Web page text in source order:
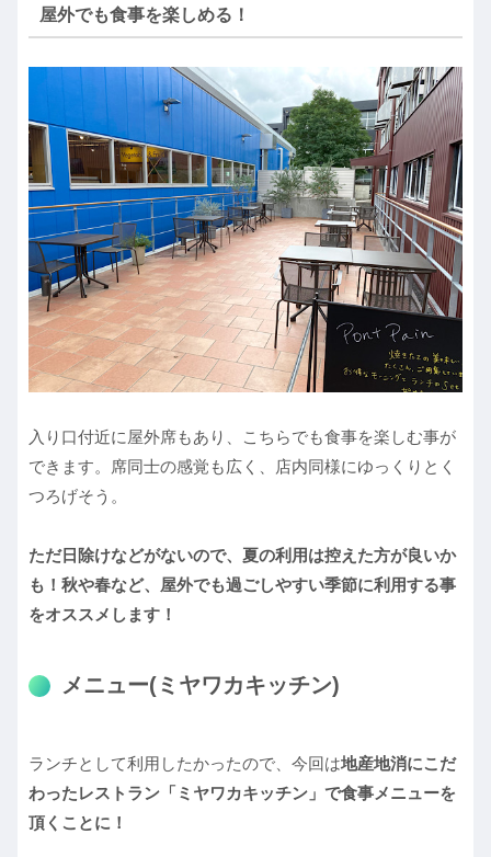
屋外でも食事を楽しめる！
入り口付近に屋外席もあり、こちらでも食事を楽しむ事が
できます。席同士の感覚も広く、店内同様にゆっくりとく
つろげそう。
ただ日除けなどがないので、夏の利用は控えた方が良いか
も！秋や春など、屋外でも過ごしやすい季節に利用する事
をオススメします！
メニュー(ミヤワカキッチン)
ランチとして利用したかったので、今回は地産地消にこだ
わったレストラン「ミヤワカキッチン」で食事メニューを
頂くことに！